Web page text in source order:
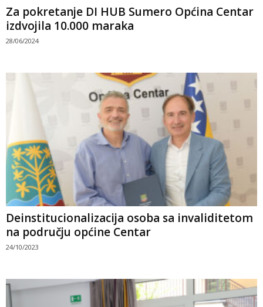
Za pokretanje DI HUB Sumero Općina Centar
izdvojila 10.000 maraka
28/06/2024
Deinstitucionalizacija osoba sa invaliditetom
na području općine Centar
24/10/2023